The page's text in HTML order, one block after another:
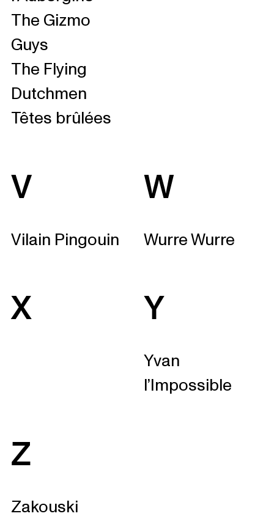
The Gizmo
Guys
The Flying
Dutchmen
Têtes brûlées
V
Vilain Pingouin
W
Wurre Wurre
X Y
Yvan
l’Impossible
Z
Zakouski